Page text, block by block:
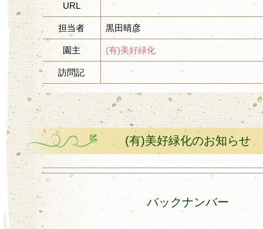
URL
担当者 黒田晴彦
園主 (有)美好緑化
訪問記
(有)美好緑化のお知らせ
バックナンバー